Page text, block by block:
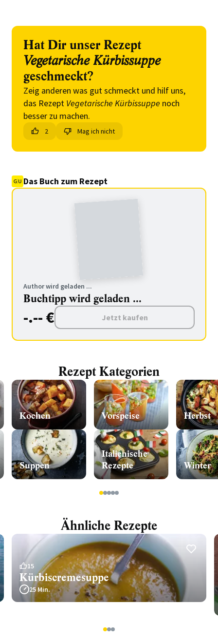
Hat Dir unser Rezept
Vegetarische Kürbissuppe
geschmeckt?
Zeig anderen was gut schmeckt und hilf uns,
das Rezept Vegetarische Kürbissuppe noch
besser zu machen.
2 Mag ich nicht
Das Buch zum Rezept
Author wird geladen ...
Buchtipp wird geladen ...
-.-- € Jetzt kaufen
Rezept Kategorien
Kochen
Suppen
Vorspeise
Italienische
Rezepte
Herbst
Winter
12345
Ähnliche Rezepte
15
Kürbiscremesuppe
25 Min.
123